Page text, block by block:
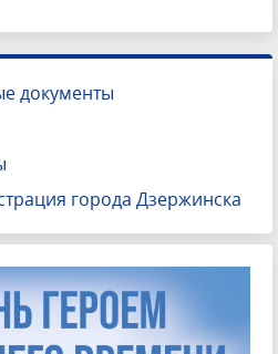
документы
города Дзержинска